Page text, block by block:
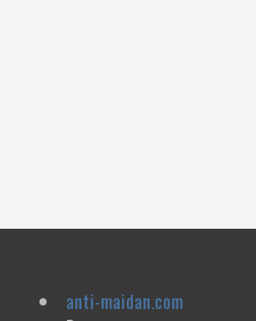
anti-maidan.com